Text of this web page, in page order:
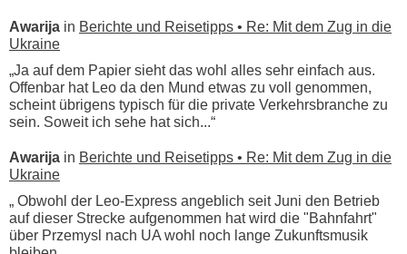
Awarija in Berichte und Reisetipps • Re: Mit dem Zug in die
Ukraine
„Ja auf dem Papier sieht das wohl alles sehr einfach aus.
Offenbar hat Leo da den Mund etwas zu voll genommen,
scheint übrigens typisch für die private Verkehrsbranche zu
sein. Soweit ich sehe hat sich...“
Awarija in Berichte und Reisetipps • Re: Mit dem Zug in die
Ukraine
„ Obwohl der Leo-Express angeblich seit Juni den Betrieb
auf dieser Strecke aufgenommen hat wird die "Bahnfahrt"
über Przemysl nach UA wohl noch lange Zukunftsmusik